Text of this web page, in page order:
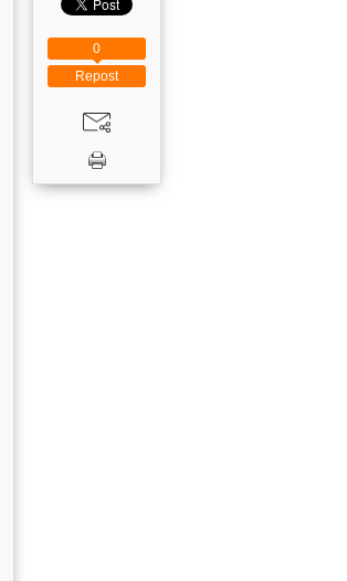
Repost
0